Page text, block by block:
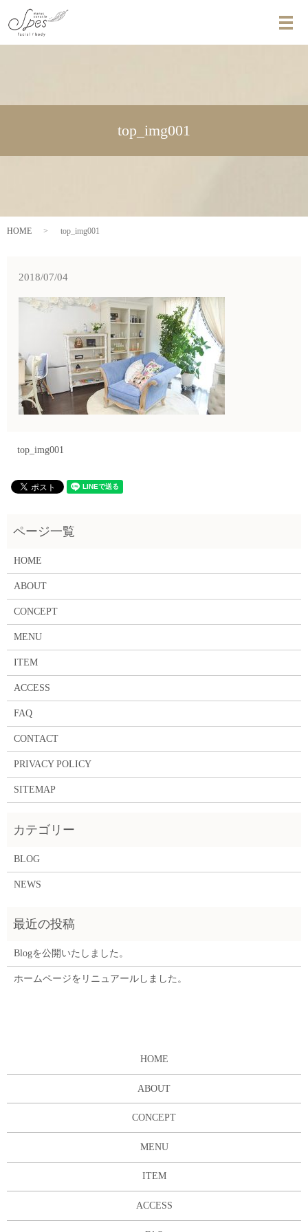
メ
top_img001
HOME top_img001
2018/07/04
top_img001
HOME
ABOUT
CONCEPT
MENU
ITEM
ACCESS
FAQ
CONTACT
PRIVACY POLICY
SITEMAP
BLOG
NEWS
Blogを公開いたしました。
ホームページをリニュアールしました。
HOME
ABOUT
CONCEPT
MENU
ITEM
ACCESS